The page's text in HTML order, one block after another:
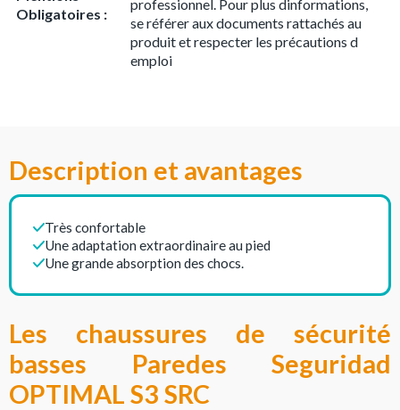
Obligatoires :
professionnel. Pour plus dinformations,
se référer aux documents rattachés au
produit et respecter les précautions d
emploi
Description et avantages
Très confortable
Une adaptation extraordinaire au pied
Une grande absorption des chocs.
Les chaussures de sécurité
basses Paredes Seguridad
OPTIMAL S3 SRC